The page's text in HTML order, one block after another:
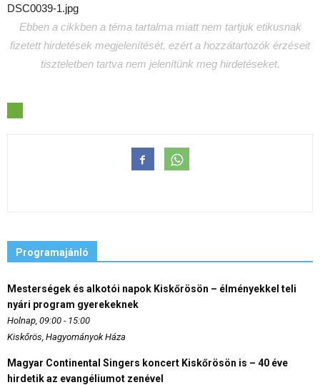
DSC0039-1.jpg
Ebben a cikkben a téma tartalma miatt nem tartjuk etikusnak
fizetett hirdetések megjelenítését, ezért a hozzátartozók érzéseit
tiszteletben tartva nem jelenítünk meg hirdetéseket.
Programajánló
Mesterségek és alkotói napok Kiskőrösön – élményekkel teli
nyári program gyerekeknek
Holnap, 09:00 - 15:00
Kiskőrös, Hagyományok Háza
Magyar Continental Singers koncert Kiskőrösön is – 40 éve
hirdetik az evangéliumot zenével